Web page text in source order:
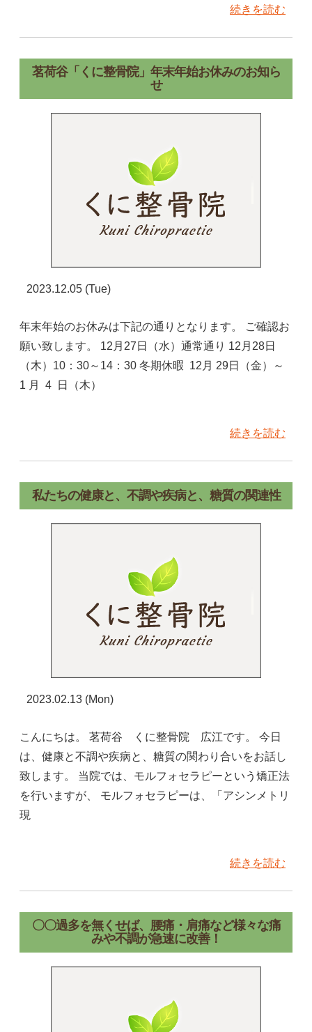
続きを読む
茗荷谷「くに整骨院」年末年始お休みのお知ら
せ
2023.12.05 (Tue)
年末年始のお休みは下記の通りとなります。 ご確認お
願い致します。 12月27日（水）通常通り 12月28日
（木）10：30～14：30 冬期休暇 12月 29日（金）～
1 月 4 日（木）
続きを読む
私たちの健康と、不調や疾病と、糖質の関連性
2023.02.13 (Mon)
こんにちは。 茗荷谷 くに整骨院 広江です。 今日
は、健康と不調や疾病と、糖質の関わり合いをお話し
致します。 当院では、モルフォセラピーという矯正法
を行いますが、 モルフォセラピーは、「アシンメトリ
現
続きを読む
〇〇過多を無くせば、腰痛・肩痛など様々な痛
みや不調が急速に改善！